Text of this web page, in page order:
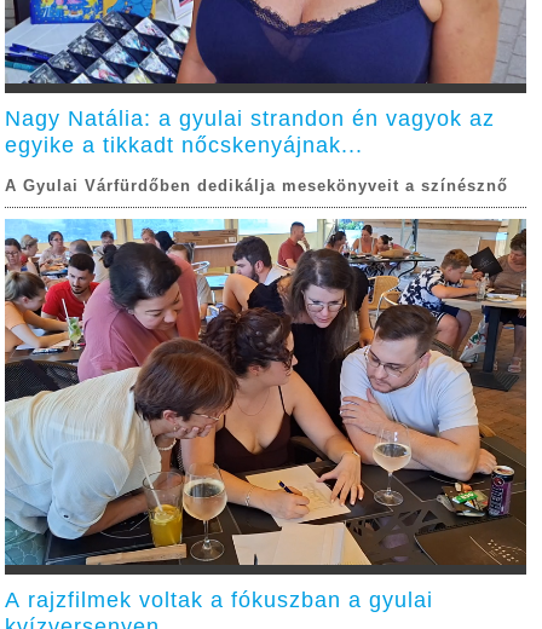
Nagy Natália: a gyulai strandon én vagyok az
egyike a tikkadt nőcskenyájnak...
A Gyulai Várfürdőben dedikálja mesekönyveit a színésznő
A rajzfilmek voltak a fókuszban a gyulai